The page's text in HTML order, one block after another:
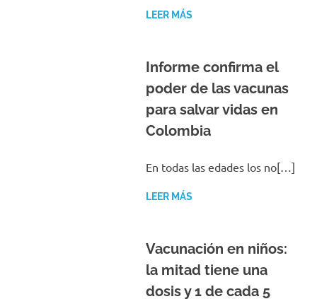
LEER MÁS
Informe confirma el
poder de las vacunas
para salvar vidas en
Colombia
En todas las edades los no[…]
LEER MÁS
Vacunación en niños:
la mitad tiene una
dosis y 1 de cada 5